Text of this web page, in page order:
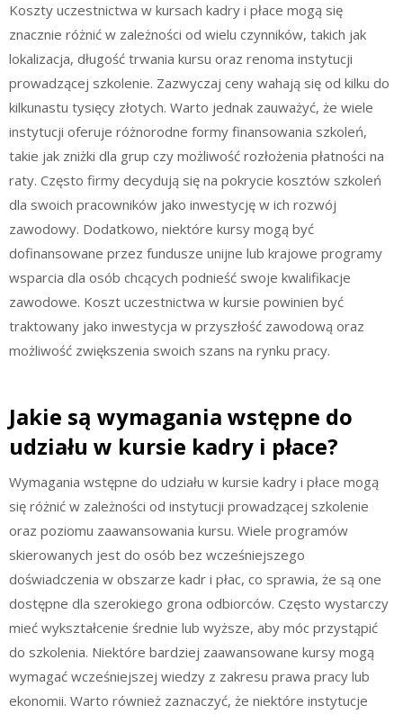
Koszty uczestnictwa w kursach kadry i płace mogą się
znacznie różnić w zależności od wielu czynników, takich jak
lokalizacja, długość trwania kursu oraz renoma instytucji
prowadzącej szkolenie. Zazwyczaj ceny wahają się od kilku do
kilkunastu tysięcy złotych. Warto jednak zauważyć, że wiele
instytucji oferuje różnorodne formy finansowania szkoleń,
takie jak zniżki dla grup czy możliwość rozłożenia płatności na
raty. Często firmy decydują się na pokrycie kosztów szkoleń
dla swoich pracowników jako inwestycję w ich rozwój
zawodowy. Dodatkowo, niektóre kursy mogą być
dofinansowane przez fundusze unijne lub krajowe programy
wsparcia dla osób chcących podnieść swoje kwalifikacje
zawodowe. Koszt uczestnictwa w kursie powinien być
traktowany jako inwestycja w przyszłość zawodową oraz
możliwość zwiększenia swoich szans na rynku pracy.
Jakie są wymagania wstępne do
udziału w kursie kadry i płace?
Wymagania wstępne do udziału w kursie kadry i płace mogą
się różnić w zależności od instytucji prowadzącej szkolenie
oraz poziomu zaawansowania kursu. Wiele programów
skierowanych jest do osób bez wcześniejszego
doświadczenia w obszarze kadr i płac, co sprawia, że są one
dostępne dla szerokiego grona odbiorców. Często wystarczy
mieć wykształcenie średnie lub wyższe, aby móc przystąpić
do szkolenia. Niektóre bardziej zaawansowane kursy mogą
wymagać wcześniejszej wiedzy z zakresu prawa pracy lub
ekonomii. Warto również zaznaczyć, że niektóre instytucje